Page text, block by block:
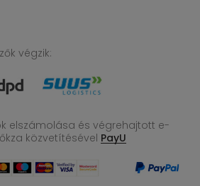
végzik:
elszámolása és végrehajtott e-
közvetítésével PayU